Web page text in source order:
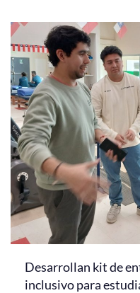
Desarrollan kit de
inclusivo para